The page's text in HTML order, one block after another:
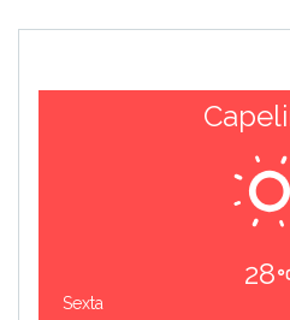
28
Sexta